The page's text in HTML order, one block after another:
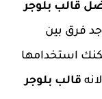
قالب بلوجر
فرق بين
استخدامها
قالب بلوجر